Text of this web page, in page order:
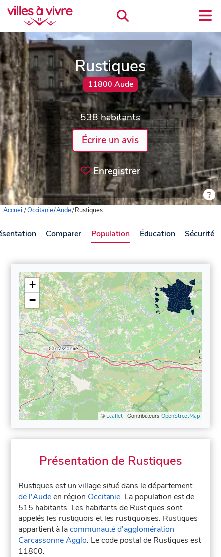
Rustiques
11800 Aude
538 habitants
Écrire un avis
Enregistrer
Accueil/Occitanie/Aude/Rustiques
Comparer Population Éducation Sécurité
+
−
© Leaflet| Contributeurs OpenStreetMap
Présentation de Rustiques
Rustiques est un village situé dans le département
de l'Audeen région Occitanie. La population est de
515 habitants. Les habitants de Rustiques sont
appelés les rustiquois et les rustiquoises. Rustiques
appartient à lacommunauté d'agglomération
Carcassonne Agglo. Le code postal de Rustiques est
11800.